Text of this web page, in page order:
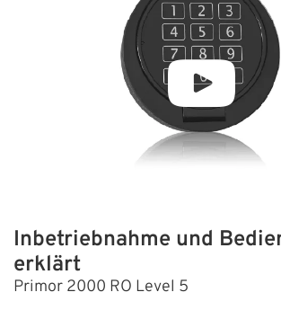
durchführbar
Inbetriebnahme und
erklärt
Primor 2000 RO Level 5